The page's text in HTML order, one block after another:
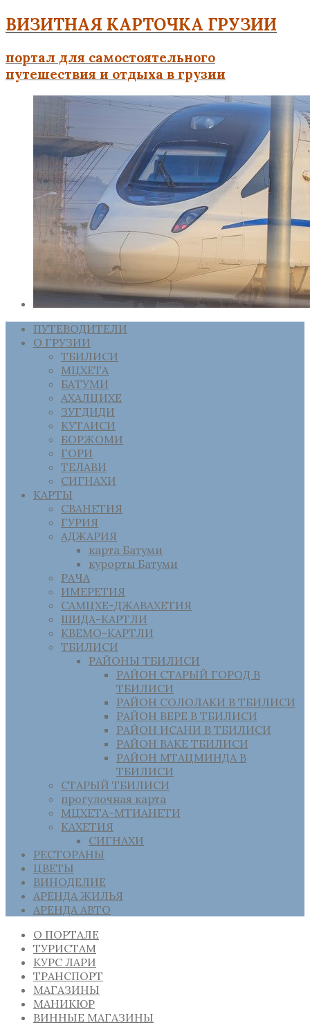
ВИЗИТНАЯ КАРТОЧКА ГРУЗИИ
портал для самостоятельного
путешествия и отдыха в грузии
ПУТЕВОДИТЕЛИ
О ГРУЗИИ
ТБИЛИСИ
МЦХЕТА
БАТУМИ
АХАЛЦИХЕ
ЗУГДИДИ
КУТАИСИ
БОРЖОМИ
ГОРИ
ТЕЛАВИ
СИГНАХИ
КАРТЫ
СВАНЕТИЯ
ГУРИЯ
АДЖАРИЯ
карта Батуми
курорты Батуми
РАЧА
ИМЕРЕТИЯ
САМЦХЕ-ДЖАВАХЕТИЯ
ШИДА-КАРТЛИ
КВЕМО-КАРТЛИ
ТБИЛИСИ
РАЙОНЫ ТБИЛИСИ
РАЙОН СТАРЫЙ ГОРОД В
ТБИЛИСИ
РАЙОН СОЛОЛАКИ В ТБИЛИСИ
РАЙОН ВЕРЕ В ТБИЛИСИ
РАЙОН ИСАНИ В ТБИЛИСИ
РАЙОН ВАКЕ ТБИЛИСИ
РАЙОН МТАЦМИНДА В
ТБИЛИСИ
СТАРЫЙ ТБИЛИСИ
прогулочная карта
МЦХЕТА-МТИАНЕТИ
КАХЕТИЯ
СИГНАХИ
РЕСТОРАНЫ
ЦВЕТЫ
ВИНОДЕЛИЕ
АРЕНДА ЖИЛЬЯ
АРЕНДА АВТО
О ПОРТАЛЕ
ТУРИСТАМ
КУРС ЛАРИ
ТРАНСПОРТ
МАГАЗИНЫ
МАНИКЮР
ВИННЫЕ МАГАЗИНЫ